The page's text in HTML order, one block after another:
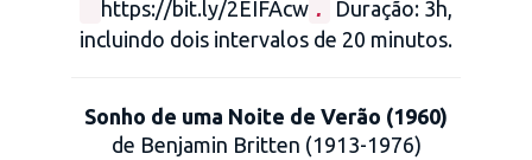
https://bit.ly/2EIFAcw .
Duração: 3h,
incluindo dois intervalos de 20 minutos.
Sonho de uma Noite de Verão (1960)
de Benjamin Britten (1913-1976)